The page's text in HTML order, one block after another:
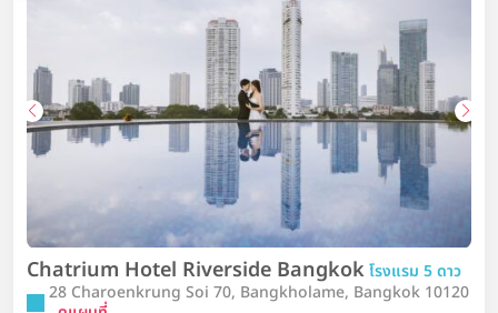
Chatrium Hotel Riverside Bangkokโรงแรม 5 ดาว
28 Charoenkrung Soi 70, Bangkholame, Bangkok 10120